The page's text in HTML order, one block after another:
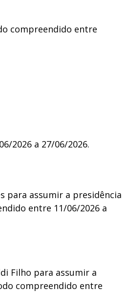
compreendido entre
2026 a 27/06/2026.
para assumir a presidência
entre 11/06/2026 a
Filho para assumir a
compreendido entre